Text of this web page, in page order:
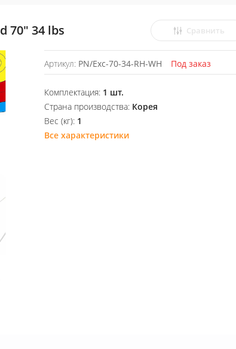
70" 34 lbs Сравнить
Артикул: PN/Exc-70-34-RH-WH Под заказ
Комплектация: 1 шт.
Страна производства: Корея
Вес (кг): 1
Все характеристики